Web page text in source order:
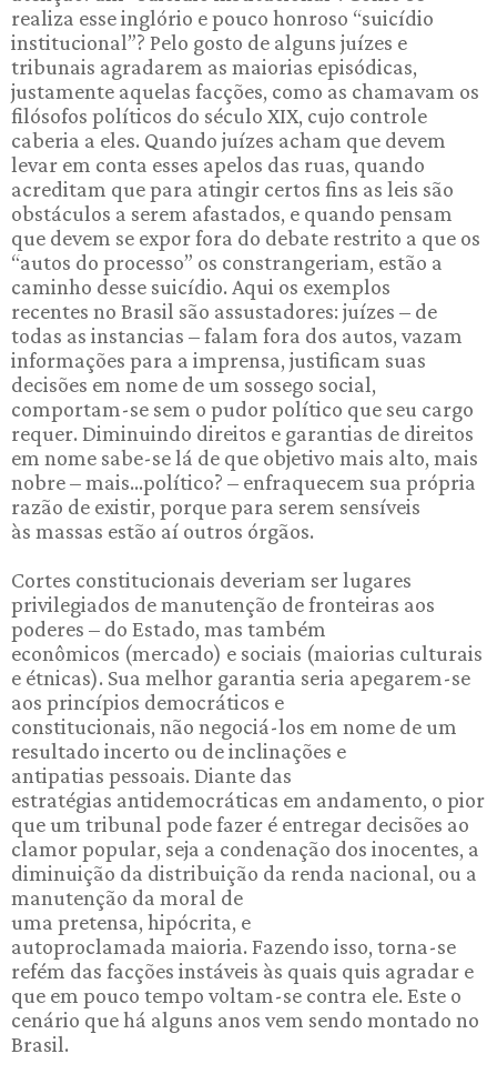
realiza esse inglório e pouco honroso “suicídio
institucional”? Pelo gosto de alguns juízes e
tribunais agradarem as maiorias episódicas,
justamente aquelas facções, como as chamavam os
filósofos políticos do século XIX, cujo controle
caberia a eles. Quando juízes acham que devem
levar em conta esses apelos das ruas, quando
acreditam que para atingir certos fins as leis são
obstáculos a serem afastados, e quando pensam
que devem se expor fora do debate restrito a que os
“autos do processo” os constrangeriam, estão a
caminho desse suicídio. Aqui os exemplos
recentes no Brasil são assustadores: juízes – de
todas as instancias – falam fora dos autos, vazam
informações para a imprensa, justificam suas
decisões em nome de um sossego social,
comportam-se sem o pudor político que seu cargo
requer. Diminuindo direitos e garantias de direitos
em nome sabe-se lá de que objetivo mais alto, mais
nobre – mais...político? – enfraquecem sua própria
razão de existir, porque para serem sensíveis
às massas estão aí outros órgãos.
Cortes constitucionais deveriam ser lugares
privilegiados de manutenção de fronteiras aos
poderes – do Estado, mas também
econômicos (mercado) e sociais (maiorias culturais
e étnicas). Sua melhor garantia seria apegarem-se
aos princípios democráticos e
constitucionais, não negociá-los em nome de um
resultado incerto ou de inclinações e
antipatias pessoais. Diante das
estratégias antidemocráticas em andamento, o pior
que um tribunal pode fazer é entregar decisões ao
clamor popular, seja a condenação dos inocentes, a
diminuição da distribuição da renda nacional, ou a
manutenção da moral de
uma pretensa, hipócrita, e
autoproclamada maioria. Fazendo isso, torna-se
refém das facções instáveis às quais quis agradar e
que em pouco tempo voltam-se contra ele. Este o
cenário que há alguns anos vem sendo montado no
Brasil.